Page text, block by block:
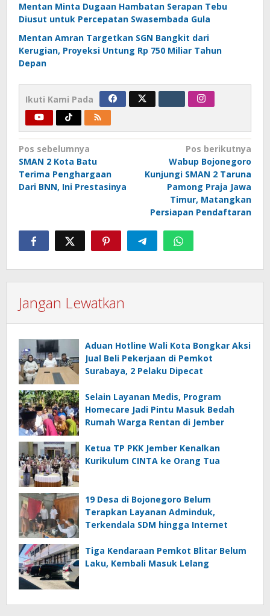
Mentan Minta Dugaan Hambatan Serapan Tebu
Diusut untuk Percepatan Swasembada Gula
Mentan Amran Targetkan SGN Bangkit dari
Kerugian, Proyeksi Untung Rp 750 Miliar Tahun
Depan
Ikuti Kami Pada
Navigasi
pos
Pos sebelumnya
SMAN 2 Kota Batu
Terima Penghargaan
Dari BNN, Ini Prestasinya
Pos berikutnya
Wabup Bojonegoro
Kunjungi SMAN 2 Taruna
Pamong Praja Jawa
Timur, Matangkan
Persiapan Pendaftaran
Jangan Lewatkan
Aduan Hotline Wali Kota Bongkar Aksi
Jual Beli Pekerjaan di Pemkot
Surabaya, 2 Pelaku Dipecat
Selain Layanan Medis, Program
Homecare Jadi Pintu Masuk Bedah
Rumah Warga Rentan di Jember
Ketua TP PKK Jember Kenalkan
Kurikulum CINTA ke Orang Tua
19 Desa di Bojonegoro Belum
Terapkan Layanan Adminduk,
Terkendala SDM hingga Internet
Tiga Kendaraan Pemkot Blitar Belum
Laku, Kembali Masuk Lelang